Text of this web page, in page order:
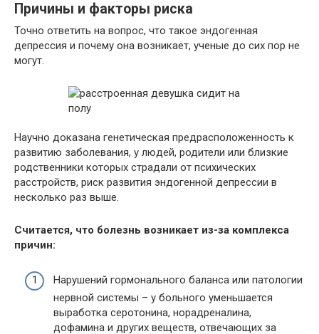
Причины и факторы риска
Точно ответить на вопрос, что такое эндогенная
депрессия и почему она возникает, ученые до сих пор не
могут.
Научно доказана генетическая предрасположенность к
развитию заболевания, у людей, родители или близкие
родственники которых страдали от психических
расстройств, риск развития эндогенной депрессии в
несколько раз выше.
Считается, что болезнь возникает из-за комплекса
причин:
Нарушений гормонального баланса или патологии
нервной системы – у больного уменьшается
выработка серотонина, норадреналина,
дофамина и других веществ, отвечающих за